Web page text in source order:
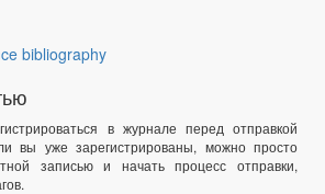
bibliography
в журнале перед отправкой
вы уже зарегистрированы, можно просто
записью и начать процесс отправки,